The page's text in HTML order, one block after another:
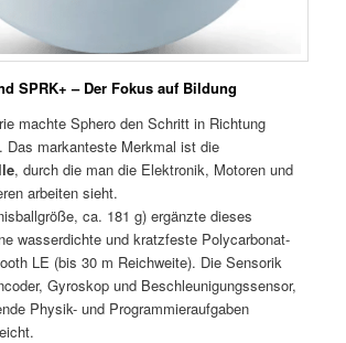
SPRK+ – Der Fokus auf Bildung
machte Sphero den Schritt in Richtung
Das markanteste Merkmal ist die
, durch die man die Elektronik, Motoren und
arbeiten sieht.
ca. 181 g) ergänzte dieses
wasserdichte und kratzfeste Polycarbonat-
LE (bis 30 m Reichweite). Die Sensorik
Gyroskop und Beschleunigungssensor,
Physik- und Programmieraufgaben